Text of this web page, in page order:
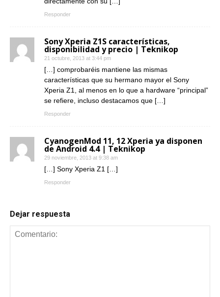
Responder
Sony Xperia Z1S características,
disponibilidad y precio | Teknikop
21 octubre, 2013 at 3:44 pm
[…] comprobaréis mantiene las mismas
características que su hermano mayor el Sony
Xperia Z1, al menos en lo que a hardware “principal”
se refiere, incluso destacamos que […]
Responder
CyanogenMod 11, 12 Xperia ya disponen
de Android 4.4 | Teknikop
29 noviembre, 2013 at 9:38 am
[…] Sony Xperia Z1 […]
Responder
Dejar respuesta